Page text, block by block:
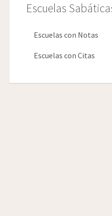
Escuelas
Escuelas con Notas
Escuelas con Citas